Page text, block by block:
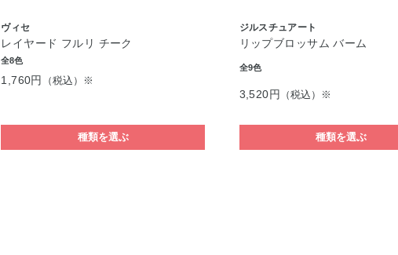
ヴィセ
レイヤード フルリ チーク
全8色
1,760円 （税込）※
種類を選ぶ
ジルスチュアート
リップブロッサム バーム
全9色
3,520円 （税込）※
種類を選ぶ